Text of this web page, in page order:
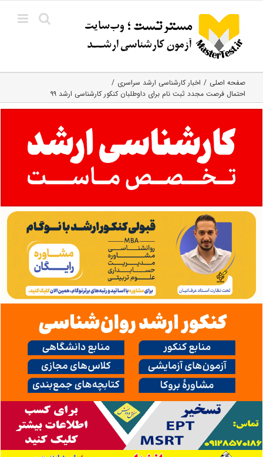
content
صفحه اصلی
اخبار کارشناسی ارشد سراسری
احتمال فرصت مجدد ثبت نام برای داوطلبان کنکور کارشناسی ارشد ۹۹